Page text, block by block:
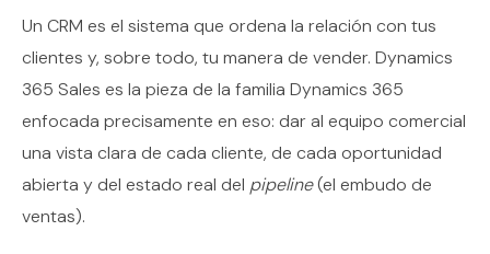
Un CRM es el sistema que ordena la relación con tus
clientes y, sobre todo, tu manera de vender. Dynamics
365 Sales es la pieza de la familia Dynamics 365
enfocada precisamente en eso: dar al equipo comercial
una vista clara de cada cliente, de cada oportunidad
abierta y del estado real del pipeline(el embudo de
ventas).